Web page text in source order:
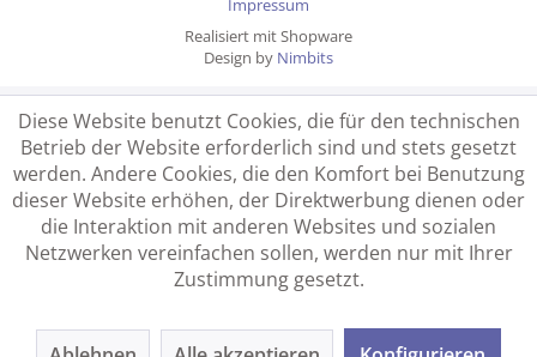
Realisiert mit Shopware
Design by Nimbits
Diese Website benutzt Cookies, die für den technischen
Betrieb der Website erforderlich sind und stets gesetzt
werden. Andere Cookies, die den Komfort bei Benutzung
dieser Website erhöhen, der Direktwerbung dienen oder
die Interaktion mit anderen Websites und sozialen
Netzwerken vereinfachen sollen, werden nur mit Ihrer
Zustimmung gesetzt.